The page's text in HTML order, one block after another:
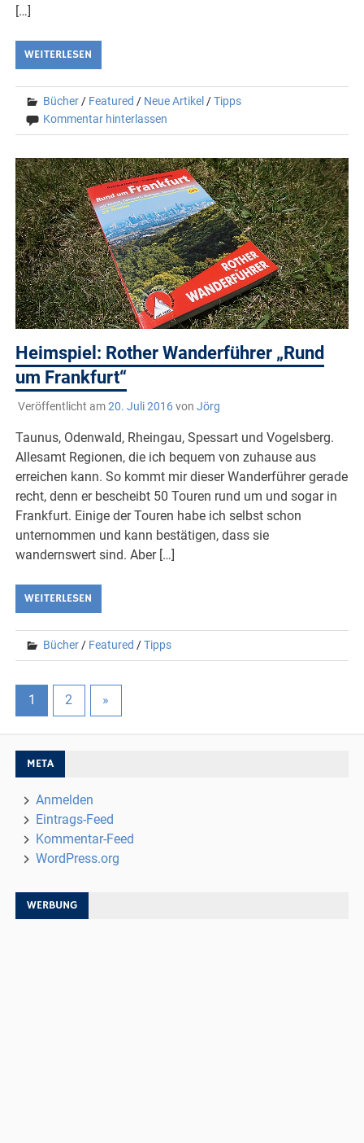
[…]
WEITERLESEN
Bücher / Featured / Neue Artikel /Tipps
Kommentar hinterlassen
Heimspiel: Rother Wanderführer „Rund
um Frankfurt“
Veröffentlicht am20. Juli 2016von Jörg
Taunus, Odenwald, Rheingau, Spessart und Vogelsberg.
Allesamt Regionen, die ich bequem von zuhause aus
erreichen kann. So kommt mir dieser Wanderführer gerade
recht, denn er bescheibt 50 Touren rund um und sogar in
Frankfurt. Einige der Touren habe ich selbst schon
unternommen und kann bestätigen, dass sie
wandernswert sind. Aber […]
WEITERLESEN
Bücher / Featured /Tipps
1 2 »
META
Anmelden
Eintrags-Feed
Kommentar-Feed
WordPress.org
WERBUNG